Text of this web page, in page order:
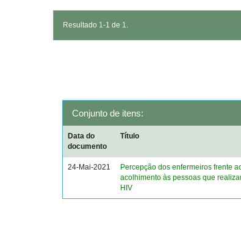
Resultado 1-1 de 1.
Conjunto de itens:
Data do
documento
Título
24-Mai-2021
Percepção dos enfermeiros frente
acolhimento às pessoas que
HIV